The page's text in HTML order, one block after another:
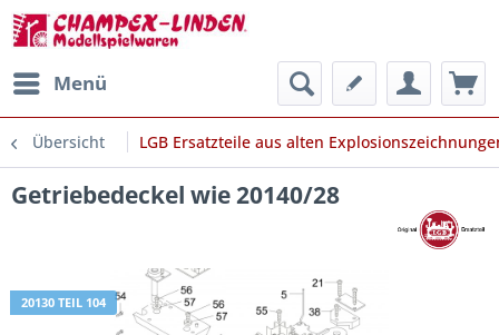
Menü
Übersicht LGB Ersatzteile aus alten
Getriebedeckel wie 20140/28
20130 TEIL 104